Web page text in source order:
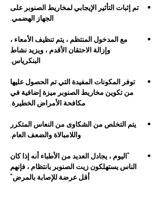
تم إثبات التأثير الإيجابي لمخاريط الصنوبر على
الجهاز الهضمي.
مع المدخول المنتظم ، يتم تنظيف الأمعاء ،
وإزالة الاحتقان الأقدم ، ويزيد نشاط
البنكرياس.
توفر المكونات المفيدة التي تم الحصول عليها
من تكوين مخاريط الصنوبر ميزة إضافية في
مكافحة الأمراض الخطيرة.
يتم التخلص من الشكاوى من النعاس المتكرر
واللامبالاة والضعف العام.
"اليوم ، يجادل العديد من الأطباء أنه إذا كان
الناس يستهلكون زيت الصنوبر بانتظام ، فإنهم
أقل عرضة للإصابة بالمرض"